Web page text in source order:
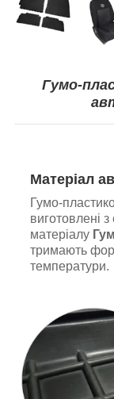
Гумо-
Матеріал
Гумо-
виготовлені з
матеріалу
тримають
температури.